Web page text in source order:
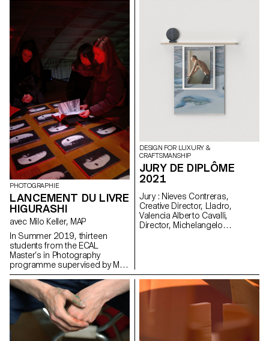
consultations régulières, les
étudiant-e-s abordent les
divers aspects lies à la
conception, la production et la
réalisation d’un travail
photographique...
PHOTOGRAPHIE
LANCEMENT DU LIVRE
HIGURASHI
avec Milo Keller, MAP
In Summer 2019, thirteen
students from the ECAL
Master’s in Photography
programme supervised by Milo
Keller travelled to Japan to work
on thirteen individual projects in
collaboration with Japanese
photographer Taisuke Koyama
within the framework of
the Tokyo Photographic
Research project. The students’
DESIGN FOR LUXURY &
CRAFTSMANSHIP
JURY DE DIPLÔME
2021
Jury : Nieves Contreras,
Creative Director, Lladro,
Valencia Alberto Cavalli,
Director, Michelangelo